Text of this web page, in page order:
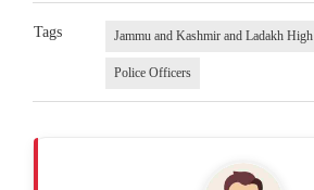
Tags Jammu and Kashmir and Ladakh
Police Officers